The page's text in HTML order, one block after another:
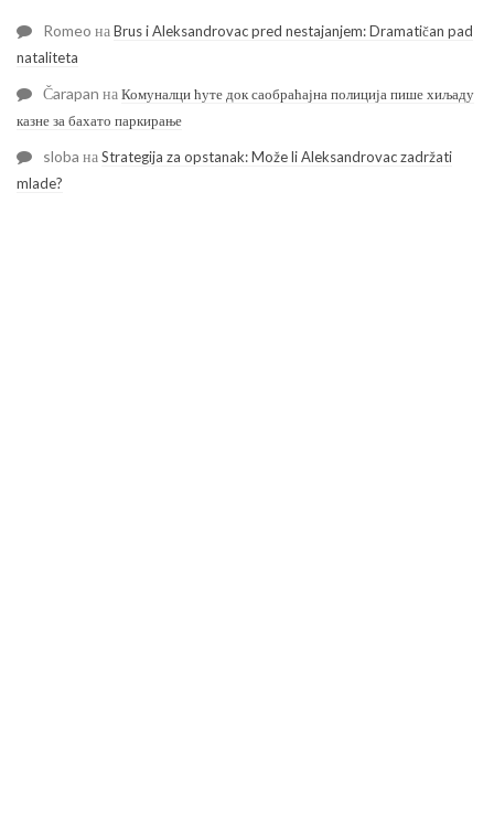
Romeo наBrus i Aleksandrovac pred nestajanjem: Dramatičan pad
nataliteta
Čarapan наКомуналци ћуте док саобраћајна полиција пише хиљаду
казне за бахато паркирање
sloba наStrategija za opstanak: Može li Aleksandrovac zadržati
mlade?